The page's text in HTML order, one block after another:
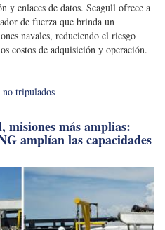
y enlaces de datos. Seagull ofrece a
de fuerza que brinda un
navales, reduciendo el riesgo
costos de adquisición y operación.
no tripulados
más amplias:
amplían las capacidades